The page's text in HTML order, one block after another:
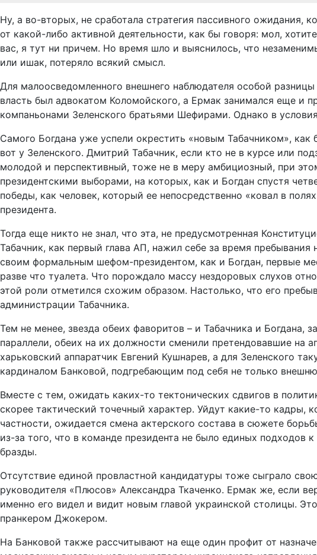
Ну, а во-вторых, не сработала стратегия пассивного ожидания,
от какой-либо активной деятельности, как бы говоря: мол,
вас, я тут ни причем. Но время шло и выяснилось, что
или ишак, потеряло всякий смысл.
Для малоосведомленного внешнего наблюдателя особой
власть был адвокатом Коломойского, а Ермак занимался еще и
компаньонами Зеленского братьями Шефирами. Однако в
Самого Богдана уже успели окрестить «новым Табачником»,
вот у Зеленского. Дмитрий Табачник, если кто не в курсе или
молодой и перспективный, тоже не в меру амбициозный, при
президентскими выборами, на которых, как и Богдан спустя
победы, как человек, который ее непосредственно «ковал в
президента.
Тогда еще никто не знал, что эта, не предусмотренная
Табачник, как первый глава АП, нажил себе за время
своим формальным шефом-президентом, как и Богдан, первые
разве что туалета. Что порождало массу нездоровых слухов
этой роли отметился схожим образом. Настолько, что его
администрации Табачника.
Тем не менее, звезда обеих фаворитов – и Табачника и Богдана,
параллели, обеих на их должности сменили претендовавшие на
харьковский аппаратчик Евгений Кушнарев, а для Зеленского
кардиналом Банковой, подгребающим под себя не только
Вместе с тем, ожидать каких-то тектонических сдвигов в
скорее тактический точечный характер. Уйдут какие-то
частности, ожидается смена актерского состава в сюжете
из-за того, что в команде президента не было единых подходов
бразды.
Отсутствие единой провластной кандидатуры тоже сыграло
руководителя «Плюсов» Александра Ткаченко. Ермак же, если
именно его видел и видит новым главой украинской столицы.
пранкером Джокером.
На Банковой также рассчитывают на еще один профит от